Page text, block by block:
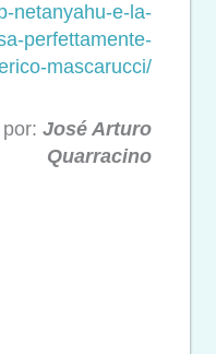
netanyahu-e-la-
perfettamente-
mascarucci/
José Arturo
Quarracino